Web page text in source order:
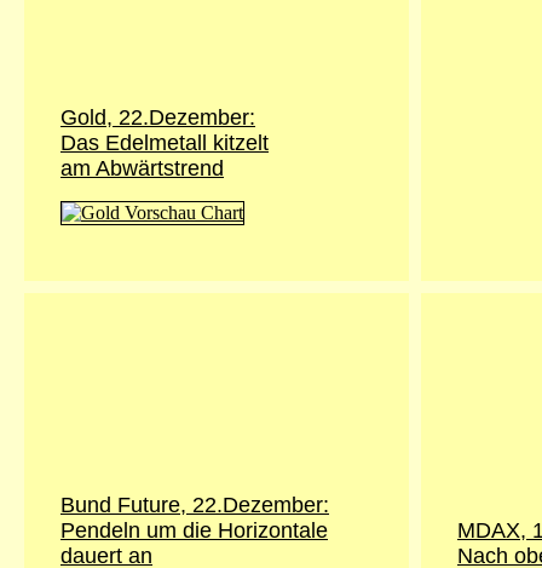
Gold, 22.Dezember:
Das Edelmetall kitzelt
am Abwärtstrend
Bund Future, 22.Dezember:
Pendeln um die Horizontale
dauert an
MDAX,
Nach